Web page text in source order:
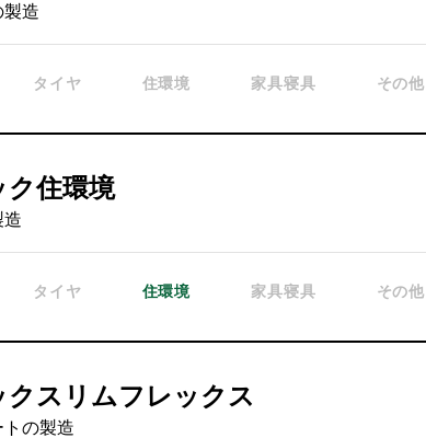
製造
タイヤ 住環境 家具寝具 その他
ク住環境
造
タイヤ 住環境 家具寝具 その他
スリムフレックス
の製造